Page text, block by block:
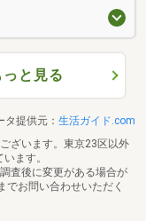
と見る
タ提供元： 生活ガイド.com
ざいます。東京23区以外
ます。
査後に変更がある場合が
でお問い合わせいただく